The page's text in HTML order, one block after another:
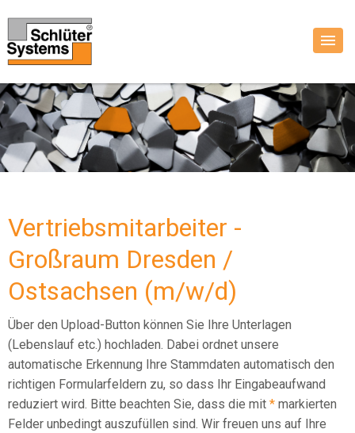
Vertriebsmitarbeiter -
Großraum Dresden /
Ostsachsen (m/w/d)
Über den Upload-Button können Sie Ihre Unterlagen
(Lebenslauf etc.) hochladen. Dabei ordnet unsere
automatische Erkennung Ihre Stammdaten automatisch den
richtigen Formularfeldern zu, so dass Ihr Eingabeaufwand
reduziert wird. Bitte beachten Sie, dass die mit * markierten
Felder unbedingt auszufüllen sind. Wir freuen uns auf Ihre